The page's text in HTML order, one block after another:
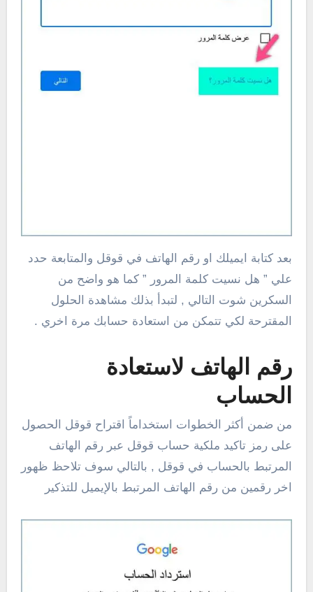
بعد كتابة ايميلك او رقم الهاتف في قوقل والمتابعة حدد
علي ” هل نسيت كلمة المرور ” كما هو واضح من
السكرين شوت التالي , لتبدأ بذلك مشاهدة الحلول
المقترحة لكي تتمكن من استعادة حسابك مرة اخري .
رقم الهاتف لاستعادة
الحساب
من ضمن أكثر الخطوات استخداماً اقتراح قوقل الحصول
على رمز تاكيد ملكية حساب قوقل عبر رقم الهاتف
المرتبط بالحساب في قوقل , بالتالي سوف تلاحظ ظهور
اخر رقمين من رقم الهاتف المرتبط بالإيميل للتذكير